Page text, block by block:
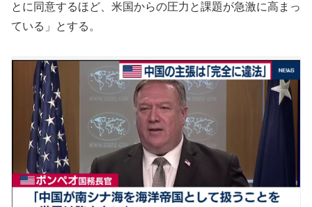
とに同意するほど、米国からの圧力と課題が急激に高まっ
ている」とする。